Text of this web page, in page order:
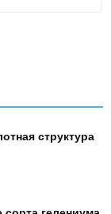
структура